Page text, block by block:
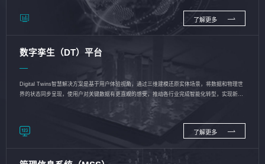
了解更多
数字孪生（DT）平台
Digital Twins智慧解决方案是基于用户体验视角，通过三维建模还原实体场景，将数据和物理世
界的状态同步呈现，使用户对关键数据有更直观的感受，推动各行业完成智能化转型，实现新旧
了解更多